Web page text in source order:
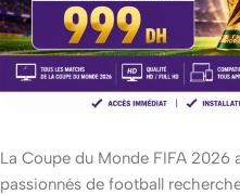
La Coupe du Monde FIFA 2026
passionnés de football